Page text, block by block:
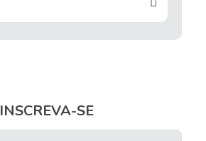
INSCREVA-SE